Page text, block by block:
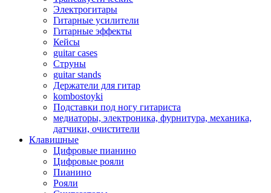
Электрогитары
Гитарные усилители
Гитарные эффекты
Кейсы
guitar cases
Струны
guitar stands
Держатели для гитар
kombostoyki
Подставки под ногу гитариста
медиаторы, электроника, фурнитура, механика,
датчики, очистители
Клавишные
Цифровые пианино
Цифровые рояли
Пианино
Рояли